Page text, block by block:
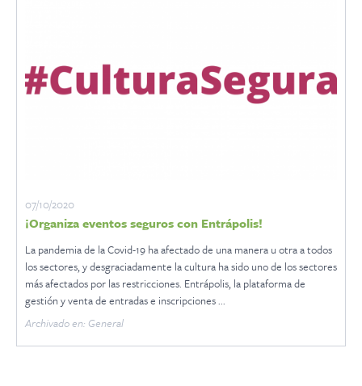
07/10/2020
¡Organiza eventos seguros con Entrápolis!
La pandemia de la Covid-19 ha afectado de una manera u otra a todos
los sectores, y desgraciadamente la cultura ha sido uno de los sectores
más afectados por las restricciones. Entrápolis, la plataforma de
gestión y venta de entradas e inscripciones ...
Archivado en: General